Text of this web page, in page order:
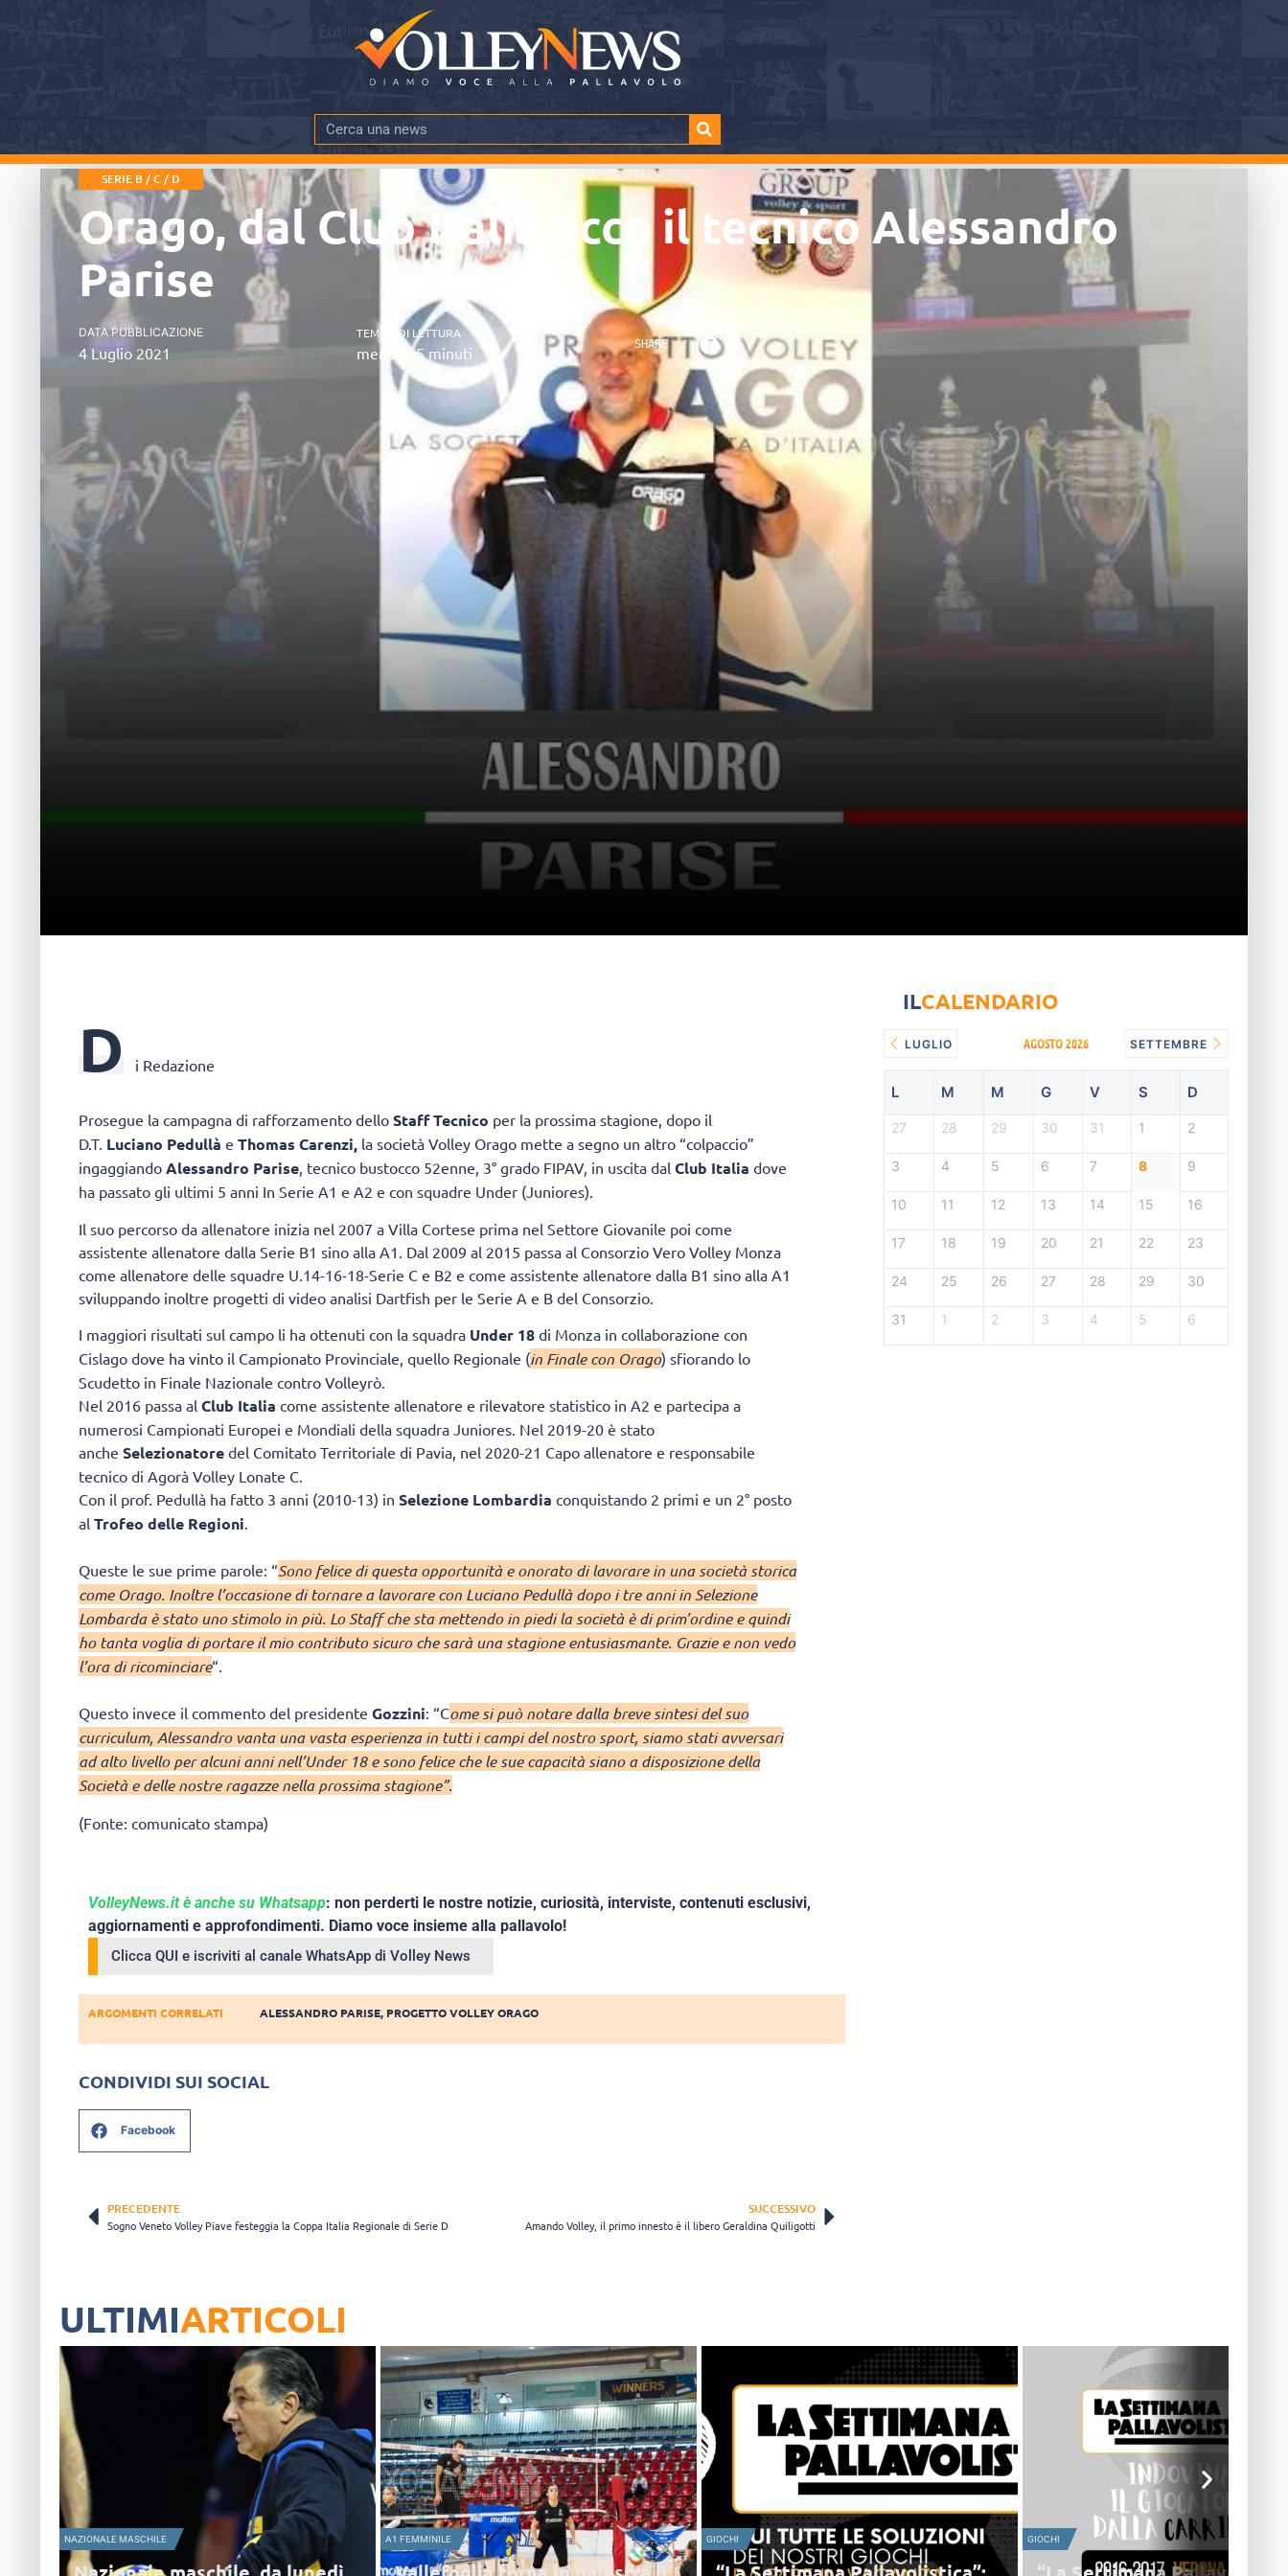
SERIE B / C / D
Orago, dal Club Italia ecco il tecnico Alessandro
Parise
DATA PUBBLICAZIONE
4 Luglio 2021
TEMPO DI LETTURA
meno di 5 minuti SHARE
D i Redazione
Prosegue la campagna di rafforzamento dello Staff Tecnico per la prossima stagione, dopo il
D.T. Luciano Pedullà e Thomas Carenzi, la società Volley Orago mette a segno un altro “colpaccio”
ingaggiando Alessandro Parise, tecnico bustocco 52enne, 3° grado FIPAV, in uscita dal Club Italia dove
ha passato gli ultimi 5 anni In Serie A1 e A2 e con squadre Under (Juniores).
Il suo percorso da allenatore inizia nel 2007 a Villa Cortese prima nel Settore Giovanile poi come
assistente allenatore dalla Serie B1 sino alla A1. Dal 2009 al 2015 passa al Consorzio Vero Volley Monza
come allenatore delle squadre U.14-16-18-Serie C e B2 e come assistente allenatore dalla B1 sino alla A1
sviluppando inoltre progetti di video analisi Dartfish per le Serie A e B del Consorzio.
I maggiori risultati sul campo li ha ottenuti con la squadra Under 18 di Monza in collaborazione con
Cislago dove ha vinto il Campionato Provinciale, quello Regionale (in Finale con Orago) sfiorando lo
Scudetto in Finale Nazionale contro Volleyrò.
Nel 2016 passa al Club Italia come assistente allenatore e rilevatore statistico in A2 e partecipa a
numerosi Campionati Europei e Mondiali della squadra Juniores. Nel 2019-20 è stato
anche Selezionatore del Comitato Territoriale di Pavia, nel 2020-21 Capo allenatore e responsabile
tecnico di Agorà Volley Lonate C.
Con il prof. Pedullà ha fatto 3 anni (2010-13) in Selezione Lombardia conquistando 2 primi e un 2° posto
al Trofeo delle Regioni.
Queste le sue prime parole: “Sono felice di questa opportunità e onorato di lavorare in una società storica
come Orago. Inoltre l’occasione di tornare a lavorare con Luciano Pedullà dopo i tre anni in Selezione
Lombarda è stato uno stimolo in più. Lo Staff che sta mettendo in piedi la società è di prim’ordine e quindi
ho tanta voglia di portare il mio contributo sicuro che sarà una stagione entusiasmante. Grazie e non vedo
l’ora di ricominciare“.
Questo invece il commento del presidente Gozzini: “Come si può notare dalla breve sintesi del suo
curriculum, Alessandro vanta una vasta esperienza in tutti i campi del nostro sport, siamo stati avversari
ad alto livello per alcuni anni nell’Under 18 e sono felice che le sue capacità siano a disposizione della
Società e delle nostre ragazze nella prossima stagione”.
(Fonte: comunicato stampa)
VolleyNews.it è anche su Whatsapp: non perderti le nostre notizie, curiosità, interviste, contenuti esclusivi,
aggiornamenti e approfondimenti. Diamo voce insieme alla pallavolo!
Clicca QUI e iscriviti al canale WhatsApp di Volley News
ARGOMENTI CORRELATI ALESSANDRO PARISE, PROGETTO VOLLEY ORAGO
CONDIVIDI SUI SOCIAL
Facebook
PRECEDENTE
Sogno Veneto Volley Piave festeggia la Coppa Italia Regionale di Serie D
SUCCESSIVO
Amando Volley, il primo innesto è il libero Geraldina Quiligotti
ILCALENDARIO
LUGLIO AGOSTO 2026 SETTEMBRE
L M M G V S D
27 28 29 30 31 1 2
3 4 5 6 7 8 9
10 11 12 13 14 15 16
17 18 19 20 21 22 23
24 25 26 27 28 29 30
31 1 2 3 4 5 6
ULTIMIARTICOLI
NAZIONALE MASCHILE A1 FEMMINILE GIOCHI GIOCHI